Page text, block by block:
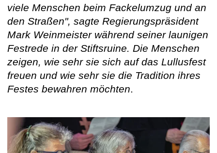
viele Menschen beim Fackelumzug und an
den Straßen", sagte Regierungspräsident
Mark Weinmeister während seiner launigen
Festrede in der Stiftsruine. Die Menschen
zeigen, wie sehr sie sich auf das Lullusfest
freuen und wie sehr sie die Tradition ihres
Festes bewahren möchten.